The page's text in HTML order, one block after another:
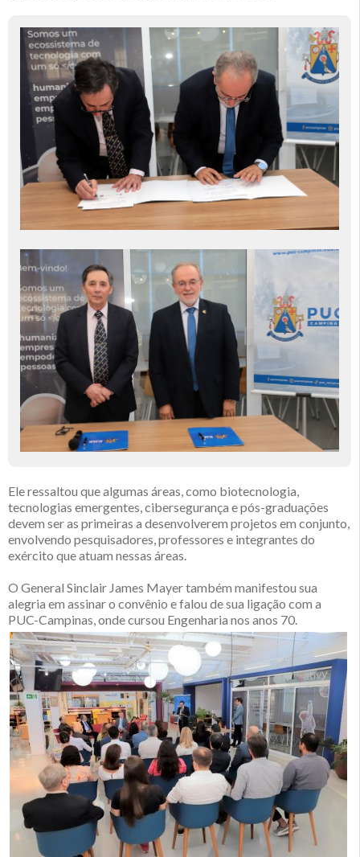
Ele ressaltou que algumas áreas, como biotecnologia,
tecnologias emergentes, cibersegurança e pós-graduações
devem ser as primeiras a desenvolverem projetos em conjunto,
envolvendo pesquisadores, professores e integrantes do
exército que atuam nessas áreas.
O General Sinclair James Mayer também manifestou sua
alegria em assinar o convênio e falou de sua ligação com a
PUC-Campinas, onde cursou Engenharia nos anos 70.